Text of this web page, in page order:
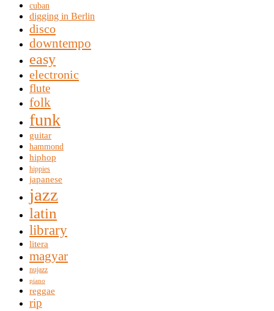
cuban
digging in Berlin
disco
downtempo
easy
electronic
flute
folk
funk
guitar
hammond
hiphop
hippies
japanese
jazz
latin
library
litera
magyar
nujazz
piano
reggae
rip